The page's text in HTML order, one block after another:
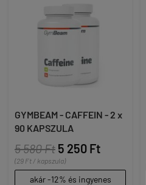
GYMBEAM - CAFFEIN - 2 x
90 KAPSZULA
5 580 Ft 5 250 Ft
(29 Ft / kapszula)
akár -12% és ingyenes